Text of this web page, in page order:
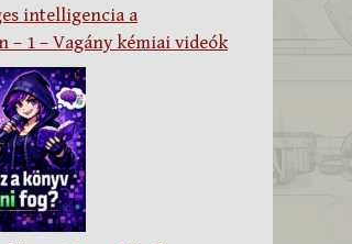
intelligencia a
– 1 – Vagány kémiai videók